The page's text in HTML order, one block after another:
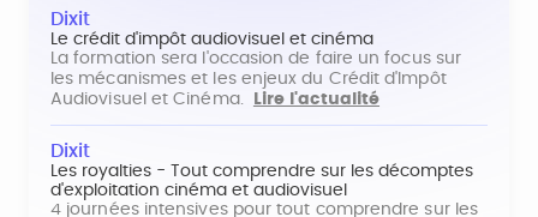
Dixit
Le crédit d'impôt audiovisuel et cinéma
La formation sera l'occasion de faire un focus sur
les mécanismes et les enjeux du Crédit d'Impôt
Audiovisuel et Cinéma.
Lire l'actualité
Dixit
Les royalties - Tout comprendre sur les décomptes
d'exploitation cinéma et audiovisuel
4 journées intensives pour tout comprendre sur les